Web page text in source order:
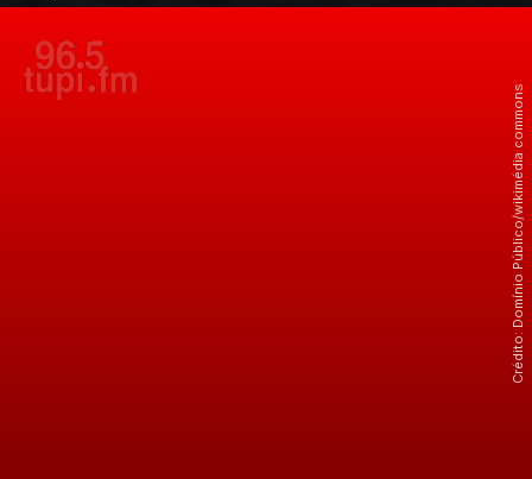
Crédito: Domínio Público/wikimédia commons